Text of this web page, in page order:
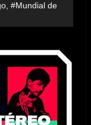
, #Mundial de